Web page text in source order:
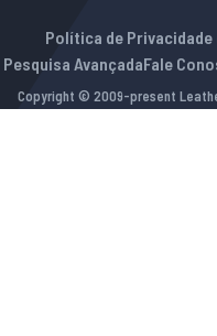
Política de Privacidade
Pesquisa AvançadaFale
Copyright © 2009-present